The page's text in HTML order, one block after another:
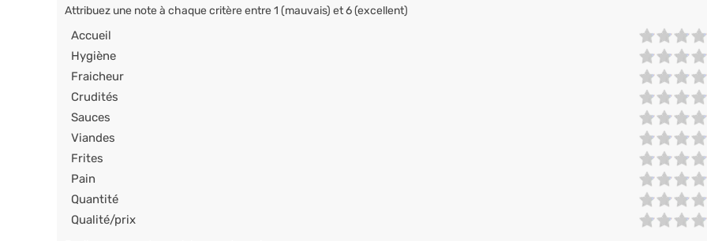
Attribuez une note à chaque critère entre 1 (mauvais) et 6 (excellent)
Accueil
Hygiène
Fraicheur
Crudités
Sauces
Viandes
Frites
Pain
Quantité
Qualité/prix